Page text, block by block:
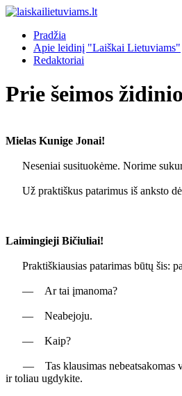
Pradžia
Apie leidinį "Laiškai Lietuviams"
Redaktoriai
Prie šeimos židinio
Mielas Kunige Jonai!
Neseniai susituokėme. Norime
Už praktiškus patarimus iš anksto
Laimingieji Bičiuliai!
Praktiškiausias patarimas būtų šis:
— Ar tai įmanoma?
— Neabejoju.
— Kaip?
— Tas klausimas nebeatsakomas
ir toliau ugdykite.